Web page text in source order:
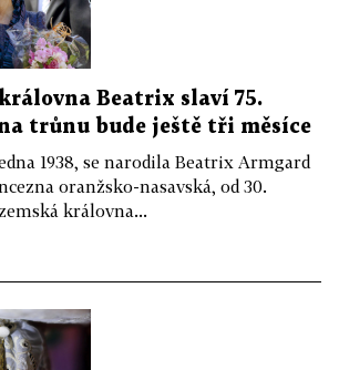
Beatrix slaví 75.
trůnu bude ještě tři měsíce
1938, se narodila Beatrix Armgard
oranžsko-nasavská, od 30.
královna...